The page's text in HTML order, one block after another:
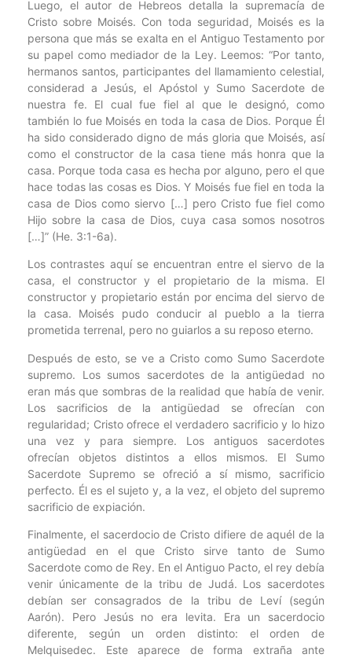
Luego, el autor de Hebreos detalla la supremacía de
Cristo sobre Moisés. Con toda seguridad, Moisés es la
persona que más se exalta en el Antiguo Testamento por
su papel como mediador de la Ley. Leemos: “Por tanto,
hermanos santos, participantes del llamamiento celestial,
considerad a Jesús, el Apóstol y Sumo Sacerdote de
nuestra fe. El cual fue fiel al que le designó, como
también lo fue Moisés en toda la casa de Dios. Porque Él
ha sido considerado digno de más gloria que Moisés, así
como el constructor de la casa tiene más honra que la
casa. Porque toda casa es hecha por alguno, pero el que
hace todas las cosas es Dios. Y Moisés fue fiel en toda la
casa de Dios como siervo […] pero Cristo fue fiel como
Hijo sobre la casa de Dios, cuya casa somos nosotros
[…]” (He. 3:1-6a).
Los contrastes aquí se encuentran entre el siervo de la
casa, el constructor y el propietario de la misma. El
constructor y propietario están por encima del siervo de
la casa. Moisés pudo conducir al pueblo a la tierra
prometida terrenal, pero no guiarlos a su reposo eterno.
Después de esto, se ve a Cristo como Sumo Sacerdote
supremo. Los sumos sacerdotes de la antigüedad no
eran más que sombras de la realidad que había de venir.
Los sacrificios de la antigüedad se ofrecían con
regularidad; Cristo ofrece el verdadero sacrificio y lo hizo
una vez y para siempre. Los antiguos sacerdotes
ofrecían objetos distintos a ellos mismos. El Sumo
Sacerdote Supremo se ofreció a sí mismo, sacrificio
perfecto. Él es el sujeto y, a la vez, el objeto del supremo
sacrificio de expiación.
Finalmente, el sacerdocio de Cristo difiere de aquél de la
antigüedad en el que Cristo sirve tanto de Sumo
Sacerdote como de Rey. En el Antiguo Pacto, el rey debía
venir únicamente de la tribu de Judá. Los sacerdotes
debían ser consagrados de la tribu de Leví (según
Aarón). Pero Jesús no era levita. Era un sacerdocio
diferente, según un orden distinto: el orden de
Melquisedec. Este aparece de forma extraña ante